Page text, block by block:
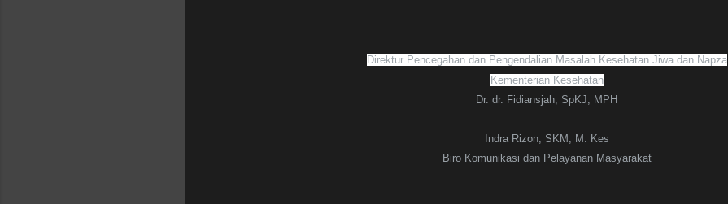
Direktur Pencegahan dan Pengendalian Masalah Kesehatan Jiwa dan Napza
Kementerian Kesehatan
Dr. dr. Fidiansjah, SpKJ, MPH
Indra Rizon, SKM, M. Kes
Biro Komunikasi dan Pelayanan Masyarakat